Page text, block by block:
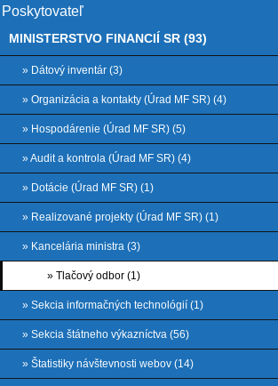
Poskytovateľ
MINISTERSTVO FINANCIÍ SR (93)
» Dátový inventár (3)
» Organizácia a kontakty (Úrad MF SR) (4)
» Hospodárenie (Úrad MF SR) (5)
» Audit a kontrola (Úrad MF SR) (4)
» Dotácie (Úrad MF SR) (1)
» Realizované projekty (Úrad MF SR) (1)
» Kancelária ministra (3)
» Tlačový odbor (1)
» Sekcia informačných technológií (1)
» Sekcia štátneho výkazníctva (56)
» Štatistiky návštevnosti webov (14)